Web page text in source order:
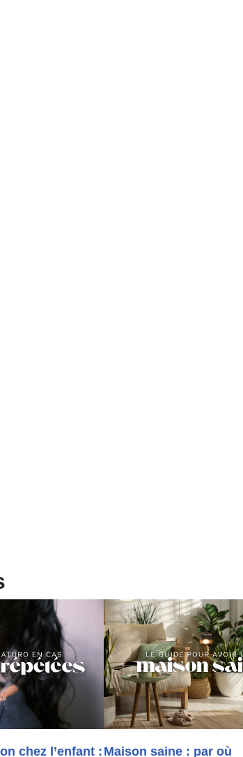
chez l’enfant : Maison saine : par où